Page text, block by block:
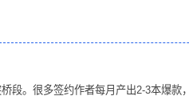
段。很多签约作者每月产出2-3本爆款